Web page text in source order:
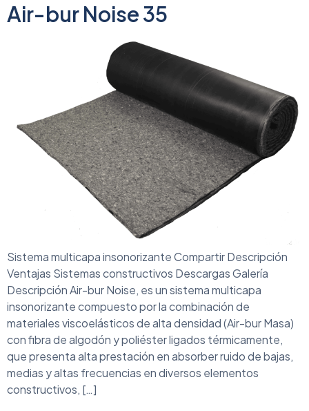
Air-bur Noise 35
Sistema multicapa insonorizante Compartir Descripción
Ventajas Sistemas constructivos Descargas Galería
Descripción Air-bur Noise, es un sistema multicapa
insonorizante compuesto por la combinación de
materiales viscoelásticos de alta densidad (Air-bur Masa)
con fibra de algodón y poliéster ligados térmicamente,
que presenta alta prestación en absorber ruido de bajas,
medias y altas frecuencias en diversos elementos
constructivos, […]